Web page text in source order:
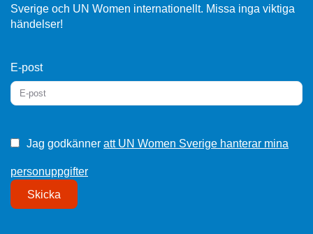
Sverige och UN Women internationellt. Missa inga viktiga
händelser!
E-post
Jag godkänner att UN Women Sverige hanterar mina
personuppgifter
Skicka